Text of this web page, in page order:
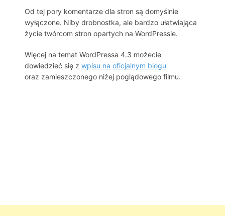
Od tej pory komentarze dla stron są domyślnie
wyłączone. Niby drobnostka, ale bardzo ułatwiająca
życie twórcom stron opartych na WordPressie.
Więcej na temat WordPressa 4.3 możecie
dowiedzieć się z wpisu na oficjalnym blogu
oraz zamieszczonego niżej poglądowego filmu.